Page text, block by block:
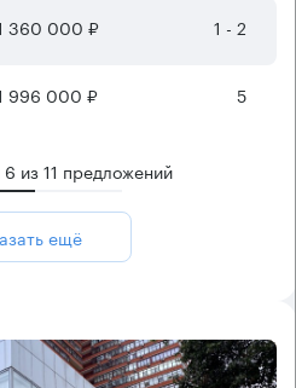
360 000 ₽ 1 - 2
996 000 ₽ 5
6 из11 предложений
ещё